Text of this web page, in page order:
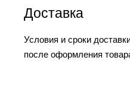
Доставка
Условия и сроки
после оформления